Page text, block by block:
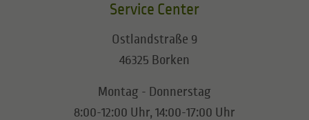
Service Center
Ostlandstraße 9
46325 Borken
Montag - Donnerstag
8:00-12:00 Uhr, 14:00-17:00 Uhr